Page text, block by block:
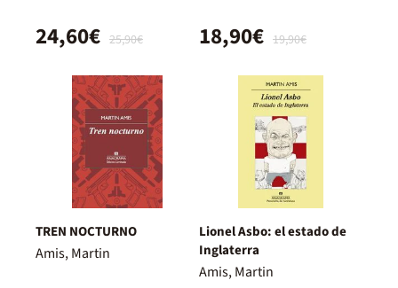
25,90€
24,60€ 19,90€
18,90€
TREN NOCTURNO
Amis, Martin
Lionel Asbo: el estado de
Inglaterra
Amis, Martin